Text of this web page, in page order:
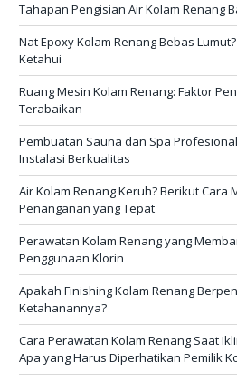
Tahapan Pengisian Air Kolam Renang
Nat Epoxy Kolam Renang Bebas
Ketahui
Ruang Mesin Kolam Renang: Faktor
Terabaikan
Pembuatan Sauna dan Spa
Instalasi Berkualitas
Air Kolam Renang Keruh? Berikut
Penanganan yang Tepat
Perawatan Kolam Renang yang
Penggunaan Klorin
Apakah Finishing Kolam Renang
Ketahanannya?
Cara Perawatan Kolam Renang Saat
Apa yang Harus Diperhatikan Pemilik